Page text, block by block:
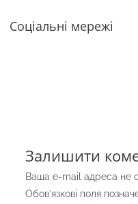
Соціальні мережі
Залишити
Ваша e-mail адреса не
Обов’язкові поля